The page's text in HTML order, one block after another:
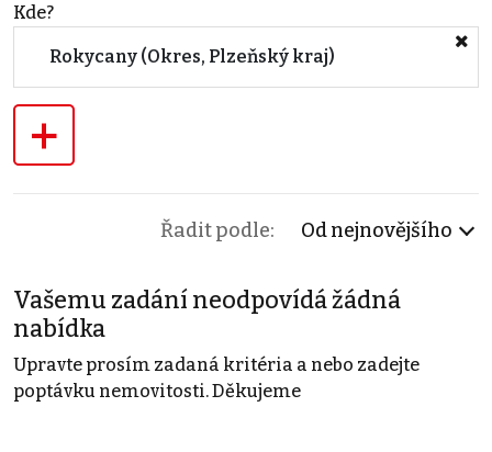
Kde?
Rokycany (Okres, Plzeňský kraj)
+
Řadit podle: Od nejnovějšího
Vašemu zadání neodpovídá žádná
nabídka
Upravte prosím zadaná kritéria a nebo zadejte
poptávku nemovitosti. Děkujeme